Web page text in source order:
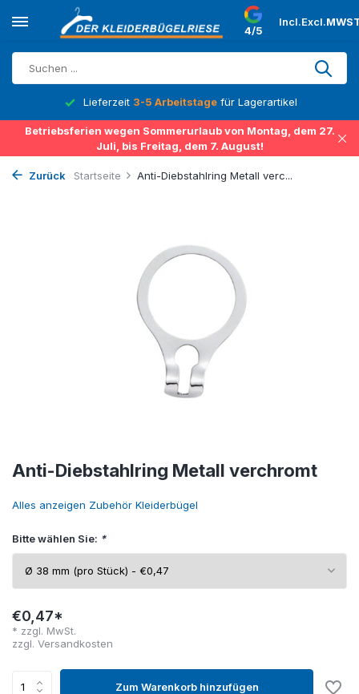
4/5
Incl.Excl.
Lieferzeit 3-5 Arbeitstage für Lagerartikel
Betriebsferien wegen Sommerurlaub von Montag, dem 27.
Juli, bis Freitag, dem 7. August!
Zurück Startseite Anti-Diebstahlring Metall verc...
Anti-Diebstahlring Metall verchromt
Alles anzeigen Zubehör Kleiderbügel
Bitte wählen Sie: *
€0,47*
* zzgl. MwSt.
zzgl. Versandkosten
Zum Warenkorb hinzufügen